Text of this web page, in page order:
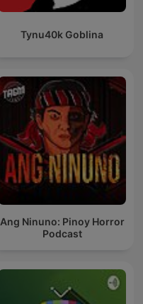
Tynu40k Goblina
Ang Ninuno: Pinoy Horror
Podcast